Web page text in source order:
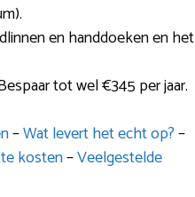
en handdoeken en het
tot wel €345 per jaar.
–Wat levert het echt op?–
kosten–Veelgestelde